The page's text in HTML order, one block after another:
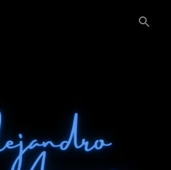
principal